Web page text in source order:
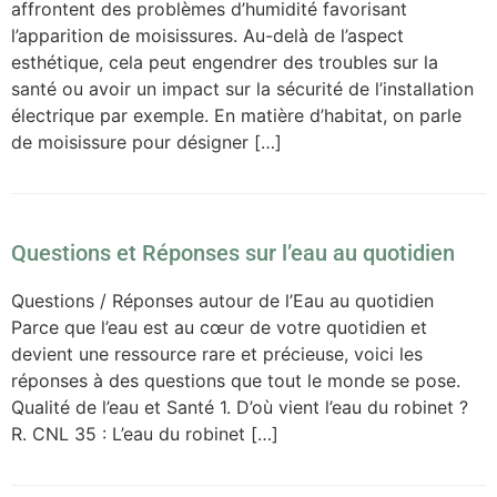
affrontent des problèmes d’humidité favorisant
l’apparition de moisissures. Au-delà de l’aspect
esthétique, cela peut engendrer des troubles sur la
santé ou avoir un impact sur la sécurité de l’installation
électrique par exemple. En matière d’habitat, on parle
de moisissure pour désigner […]
Questions et Réponses sur l’eau au quotidien
Questions / Réponses autour de l’Eau au quotidien
Parce que l’eau est au cœur de votre quotidien et
devient une ressource rare et précieuse, voici les
réponses à des questions que tout le monde se pose.
Qualité de l’eau et Santé 1. D’où vient l’eau du robinet ?
R. CNL 35 : L’eau du robinet […]